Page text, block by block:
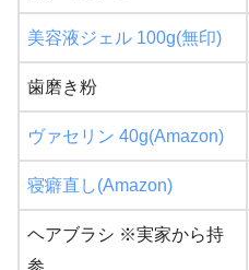
美容液ジェル 100g(無印)
歯磨き粉
ヴァセリン 40g(Amazon)
寝癖直し(Amazon)
ヘアブラシ ※実家から持
参